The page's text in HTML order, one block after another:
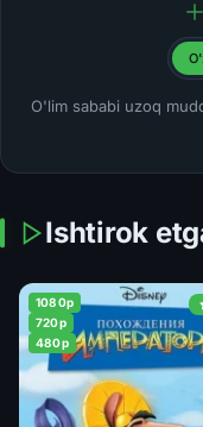
O'lim sababi uzoq
Ishtirok
1080p
720p
480p